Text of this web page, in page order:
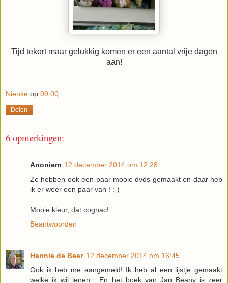
Tijd tekort maar gelukkig komen er een aantal vrije dagen
aan!
Nienke op 09:00
Delen
6 opmerkingen:
Anoniem 12 december 2014 om 12:28
Ze hebben ook een paar mooie dvds gemaakt en daar heb
ik er weer een paar van ! :-)
Mooie kleur, dat cognac!
Beantwoorden
Hannie de Beer 12 december 2014 om 16:45
Ook ik heb me aangemeld! Ik heb al een lijstje gemaakt
welke ik wil lenen . En het boek van Jan Beany is zeer